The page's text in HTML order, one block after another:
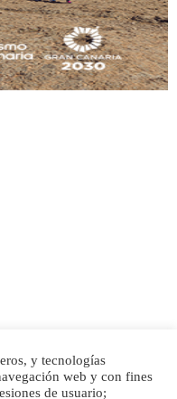
PERDIDO HOY 06/07/2025 ZONA
y tecnologías
web y con fines
de usuario;